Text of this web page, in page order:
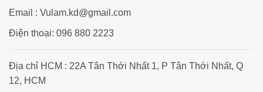
Email : Vulam.kd@gmail.com
Điện thoại: 096 880 2223
Địa chỉ HCM : 22A Tân Thới Nhất 1, P Tân Thới Nhất, Q
12, HCM